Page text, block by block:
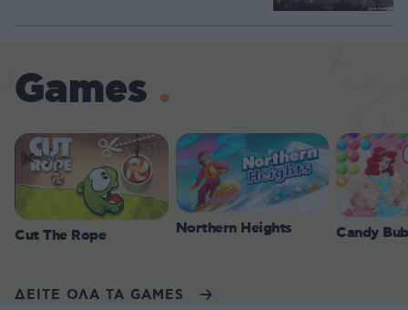
Games
Cut The Rope Northern Heights Candy
ΔΕΙΤΕ ΟΛΑ ΤΑ GAMES